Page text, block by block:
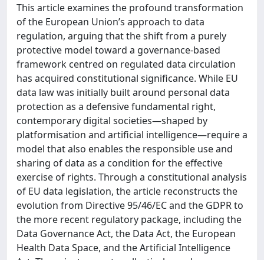
This article examines the profound transformation
of the European Union’s approach to data
regulation, arguing that the shift from a purely
protective model toward a governance-based
framework centred on regulated data circulation
has acquired constitutional significance. While EU
data law was initially built around personal data
protection as a defensive fundamental right,
contemporary digital societies—shaped by
platformisation and artificial intelligence—require a
model that also enables the responsible use and
sharing of data as a condition for the effective
exercise of rights. Through a constitutional analysis
of EU data legislation, the article reconstructs the
evolution from Directive 95/46/EC and the GDPR to
the more recent regulatory package, including the
Data Governance Act, the Data Act, the European
Health Data Space, and the Artificial Intelligence